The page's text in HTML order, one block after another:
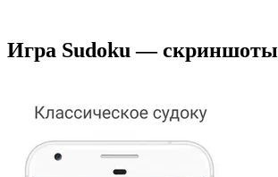
Игра Sudoku — скриншоты